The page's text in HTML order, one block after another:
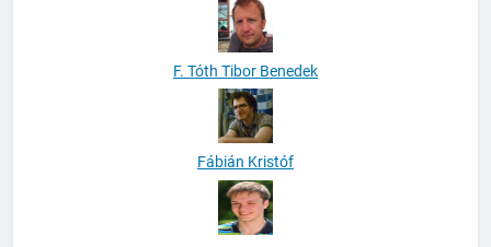
F. Tóth Tibor Benedek
Fábián Kristóf